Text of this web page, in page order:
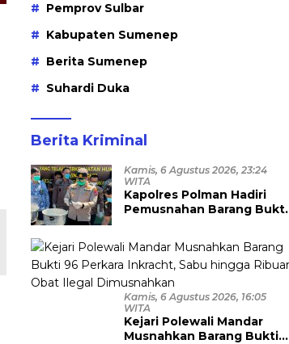
Pemprov Sulbar
Kabupaten Sumenep
Berita Sumenep
Suhardi Duka
Berita Kriminal
Kamis, 6 Agustus 2026, 23:24
WITA
Kapolres Polman Hadiri
Pemusnahan Barang Bukti
Kamis, 6 Agustus 2026, 16:05
WITA
Kejari Polewali Mandar
Musnahkan Barang Bukti